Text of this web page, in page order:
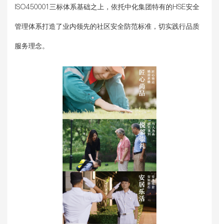
ISO450001三标体系基础之上，依托中化集团特有的HSE安全
管理体系打造了业内领先的社区安全防范标准，切实践行品质
服务理念。